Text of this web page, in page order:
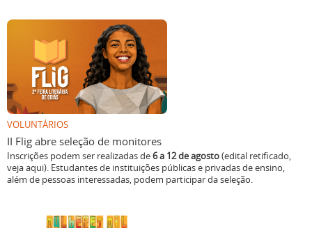
VOLUNTÁRIOS
II Flig abre seleção de monitores
Inscrições podem ser realizadas de6 a 12 de agosto(edital retificado,
veja aqui). Estudantes de instituições públicas e privadas de ensino,
além de pessoas interessadas, podem participar da seleção.